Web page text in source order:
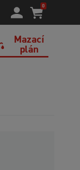
0
Mazací
plán